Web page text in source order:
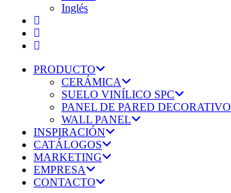
Inglés
PRODUCTO
CERÁMICA
SUELO VINÍLICO SPC
PANEL DE PARED DECORATIVO
WALL PANEL
INSPIRACIÓN
CATÁLOGOS
MARKETING
EMPRESA
CONTACTO